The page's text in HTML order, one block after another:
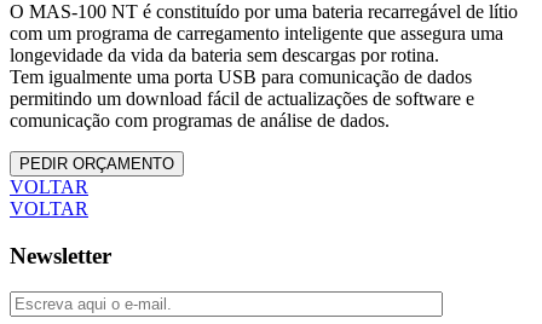
O MAS-100 NT é constituído por uma bateria recarregável de lítio
com um programa de carregamento inteligente que assegura uma
longevidade da vida da bateria sem descargas por rotina.
Tem igualmente uma porta USB para comunicação de dados
permitindo um download fácil de actualizações de software e
comunicação com programas de análise de dados.
PEDIR ORÇAMENTO
VOLTAR
VOLTAR
Newsletter